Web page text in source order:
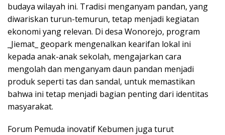
budaya wilayah ini. Tradisi menganyam pandan, yang
diwariskan turun-temurun, tetap menjadi kegiatan
ekonomi yang relevan. Di desa Wonorejo, program
_Jiemat_ geopark mengenalkan kearifan lokal ini
kepada anak-anak sekolah, mengajarkan cara
mengolah dan menganyam daun pandan menjadi
produk seperti tas dan sandal, untuk memastikan
bahwa ini tetap menjadi bagian penting dari identitas
masyarakat.
Forum Pemuda inovatif Kebumen juga turut